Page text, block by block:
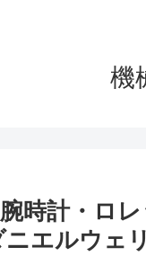
機
時計・ロ
エルウェ